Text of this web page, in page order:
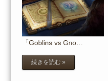
「Goblins vs Gno…
続きを読む »